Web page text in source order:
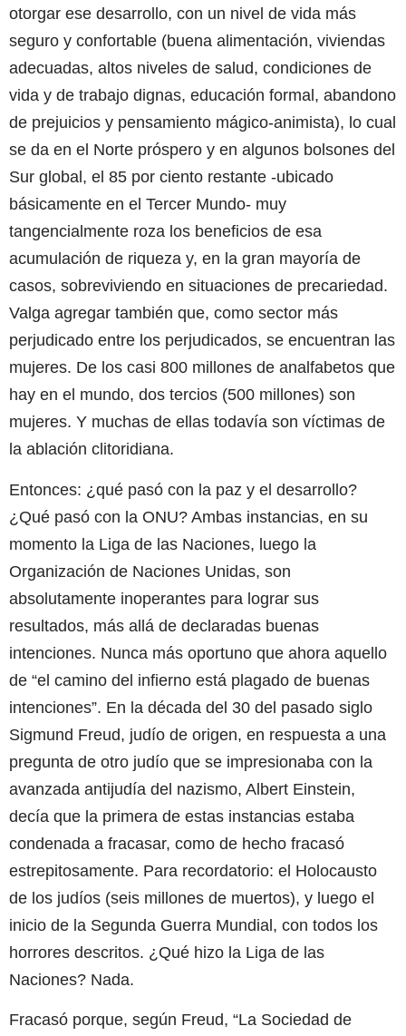
otorgar ese desarrollo, con un nivel de vida más
seguro y confortable (buena alimentación, viviendas
adecuadas, altos niveles de salud, condiciones de
vida y de trabajo dignas, educación formal, abandono
de prejuicios y pensamiento mágico-animista), lo cual
se da en el Norte próspero y en algunos bolsones del
Sur global, el 85 por ciento restante -ubicado
básicamente en el Tercer Mundo- muy
tangencialmente roza los beneficios de esa
acumulación de riqueza y, en la gran mayoría de
casos, sobreviviendo en situaciones de precariedad.
Valga agregar también que, como sector más
perjudicado entre los perjudicados, se encuentran las
mujeres. De los casi 800 millones de analfabetos que
hay en el mundo, dos tercios (500 millones) son
mujeres. Y muchas de ellas todavía son víctimas de
la ablación clitoridiana.
Entonces: ¿qué pasó con la paz y el desarrollo?
¿Qué pasó con la ONU? Ambas instancias, en su
momento la Liga de las Naciones, luego la
Organización de Naciones Unidas, son
absolutamente inoperantes para lograr sus
resultados, más allá de declaradas buenas
intenciones. Nunca más oportuno que ahora aquello
de “el camino del infierno está plagado de buenas
intenciones”. En la década del 30 del pasado siglo
Sigmund Freud, judío de origen, en respuesta a una
pregunta de otro judío que se impresionaba con la
avanzada antijudía del nazismo, Albert Einstein,
decía que la primera de estas instancias estaba
condenada a fracasar, como de hecho fracasó
estrepitosamente. Para recordatorio: el Holocausto
de los judíos (seis millones de muertos), y luego el
inicio de la Segunda Guerra Mundial, con todos los
horrores descritos. ¿Qué hizo la Liga de las
Naciones? Nada.
Fracasó porque, según Freud, “La Sociedad de